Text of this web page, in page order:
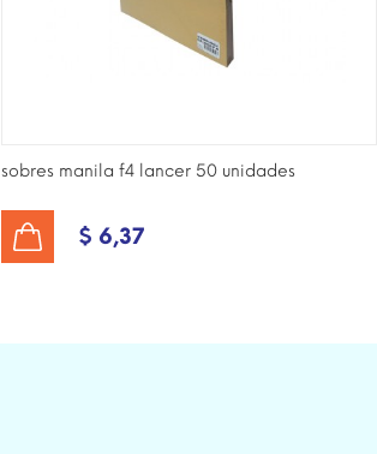
sobres manila f4 lancer 50 unidades
$ 6,37